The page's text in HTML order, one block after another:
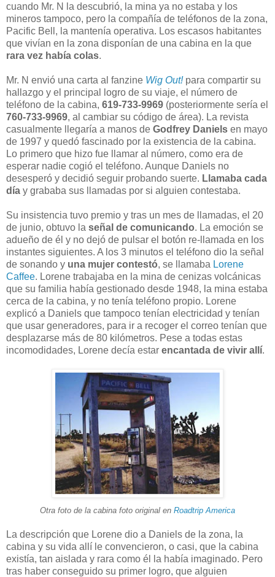
cuando Mr. N la descubrió, la mina ya no estaba y los
mineros tampoco, pero la compañía de teléfonos de la zona,
Pacific Bell, la mantenía operativa. Los escasos habitantes
que vivían en la zona disponían de una cabina en la que
rara vez había colas.
Mr. N envió una carta al fanzine Wig Out!para compartir su
hallazgo y el principal logro de su viaje, el número de
teléfono de la cabina, 619-733-9969 (posteriormente sería el
760-733-9969, al cambiar su código de área). La revista
casualmente llegaría a manos de Godfrey Daniels en mayo
de 1997 y quedó fascinado por la existencia de la cabina.
Lo primero que hizo fue llamar al número, como era de
esperar nadie cogió el teléfono. Aunque Daniels no
desesperó y decidió seguir probando suerte. Llamaba cada
día y grababa sus llamadas por si alguien contestaba.
Su insistencia tuvo premio y tras un mes de llamadas, el 20
de junio, obtuvo la señal de comunicando. La emoción se
adueño de él y no dejó de pulsar el botón re-llamada en los
instantes siguientes. A los 3 minutos el teléfono dio la señal
de sonando y una mujer contestó, se llamaba Lorene
Caffee. Lorene trabajaba en la mina de cenizas volcánicas
que su familia había gestionado desde 1948, la mina estaba
cerca de la cabina, y no tenía teléfono propio. Lorene
explicó a Daniels que tampoco tenían electricidad y tenían
que usar generadores, para ir a recoger el correo tenían que
desplazarse más de 80 kilómetros. Pese a todas estas
incomodidades, Lorene decía estar encantada de vivir allí.
Otra foto de la cabina foto original en Roadtrip America
La descripción que Lorene dio a Daniels de la zona, la
cabina y su vida allí le convencieron, o casi, que la cabina
existía, tan aislada y rara como él la había imaginado. Pero
tras haber conseguido su primer logro, que alguien